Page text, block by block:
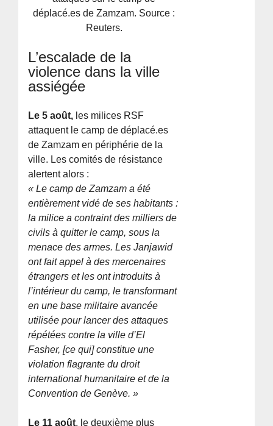
déplacé.es de Zamzam. Source :
Reuters.
L’escalade de la
violence dans la ville
assiégée
Le 5 août, les milices RSF
attaquent le camp de déplacé.es
de Zamzam en périphérie de la
ville. Les comités de résistance
alertent alors :
« Le camp de Zamzam a été
entièrement vidé de ses habitants :
la milice a contraint des milliers de
civils à quitter le camp, sous la
menace des armes. Les Janjawid
ont fait appel à des mercenaires
étrangers et les ont introduits à
l’intérieur du camp, le transformant
en une base militaire avancée
utilisée pour lancer des attaques
répétées contre la ville d’El
Fasher, [ce qui] constitue une
violation flagrante du droit
international humanitaire et de la
Convention de Genève. »
Le 11 août, le deuxième plus